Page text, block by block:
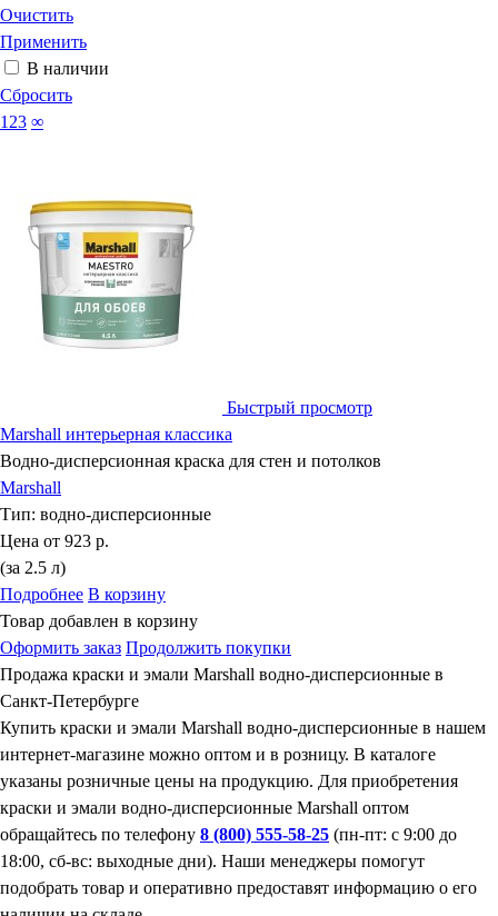
Очистить
Применить
В наличии
Сбросить
123 ∞
Быстрый просмотр
Marshall интерьерная классика
Водно-дисперсионная краска для стен и потолков
Marshall
Тип: водно-дисперсионные
Цена от 923 р.
(за 2.5 л)
Подробнее В корзину
Товар добавлен в корзину
Оформить заказ Продолжить покупки
Продажа краски и эмали Marshall водно-дисперсионные в
Санкт-Петербурге
Купить краски и эмали Marshall водно-дисперсионные в нашем
интернет-магазине можно оптом и в розницу. В каталоге
указаны розничные цены на продукцию. Для приобретения
краски и эмали водно-дисперсионные Marshall оптом
обращайтесь по телефону 8 (800) 555-58-25 (пн-пт: с 9:00 до
18:00, сб-вс: выходные дни). Наши менеджеры помогут
подобрать товар и оперативно предоставят информацию о его